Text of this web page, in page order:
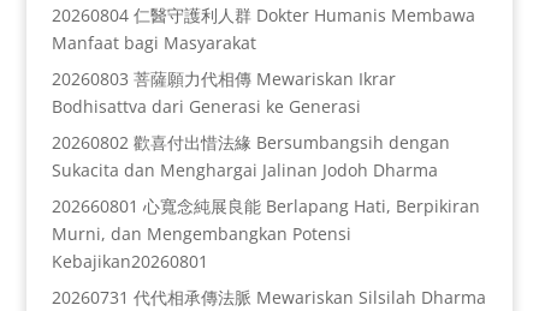
20260804 仁醫守護利人群 Dokter Humanis Membawa
Manfaat bagi Masyarakat
20260803 菩薩願力代相傳 Mewariskan Ikrar
Bodhisattva dari Generasi ke Generasi
20260802 歡喜付出惜法緣 Bersumbangsih dengan
Sukacita dan Menghargai Jalinan Jodoh Dharma
202660801 心寬念純展良能 Berlapang Hati, Berpikiran
Murni, dan Mengembangkan Potensi
Kebajikan20260801
20260731 代代相承傳法脈 Mewariskan Silsilah Dharma